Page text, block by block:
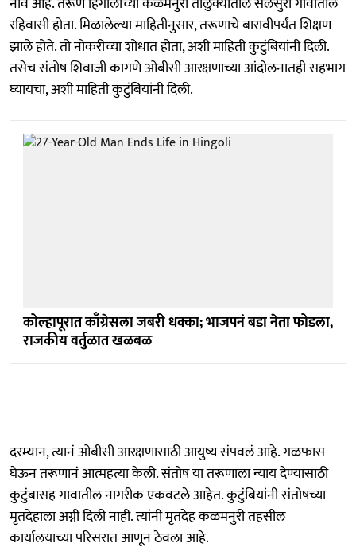
रहिवासी होता. मिळालेल्या माहितीनुसार, तरूणाचे बारावीपर्यंत शिक्षण
झाले होते. तो नोकरीच्या शोधात होता, अशी माहिती कुटुंबियांनी दिली.
तसेच संतोष शिवाजी कागणे ओबीसी आरक्षणाच्या आंदोलनातही सहभाग
घ्यायचा, अशी माहिती कुटुंबियांनी दिली.
कोल्हापूरात काँग्रेसला जबरी धक्का; भाजपनं बडा नेता फोडला,
राजकीय वर्तुळात खळबळ
दरम्यान, त्यानं ओबीसी आरक्षणासाठी आयुष्य संपवलं आहे. गळफास
घेऊन तरूणानं आत्महत्या केली. संतोष या तरूणाला न्याय देण्यासाठी
कुटुंबासह गावातील नागरीक एकवटले आहेत. कुटुंबियांनी संतोषच्या
मृतदेहाला अग्नी दिली नाही. त्यांनी मृतदेह कळमनुरी तहसील
कार्यालयाच्या परिसरात आणून ठेवला आहे.